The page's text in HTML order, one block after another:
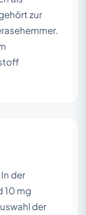
zur
der
10 mg
der